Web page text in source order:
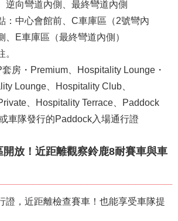
逆向彎道內側、最終彎道內側
：中心會館前、C車庫區（2號彎內
、E車庫區（最終彎道內側）
套房・Premium、Hospitality Lounge・
Lounge、Hospitality Club、
、Hospitality Terrace、Paddock
車隊發行的Paddock入場通行證
放！近距離觀察鈴鹿8耐賽車與車
證，近距離檢查賽車！也能享受車隊提